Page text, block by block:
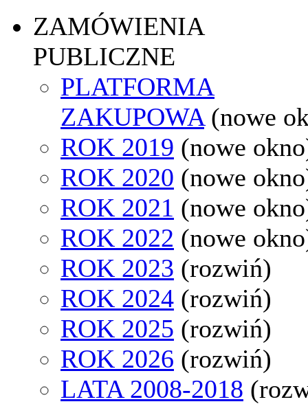
ZAMÓWIENIA
PUBLICZNE
PLATFORMA
ZAKUPOWA (nowe
ROK 2019 (nowe
ROK 2020 (nowe
ROK 2021 (nowe
ROK 2022 (nowe
ROK 2023 (rozwiń)
ROK 2024 (rozwiń)
ROK 2025 (rozwiń)
ROK 2026 (rozwiń)
LATA 2008-2018